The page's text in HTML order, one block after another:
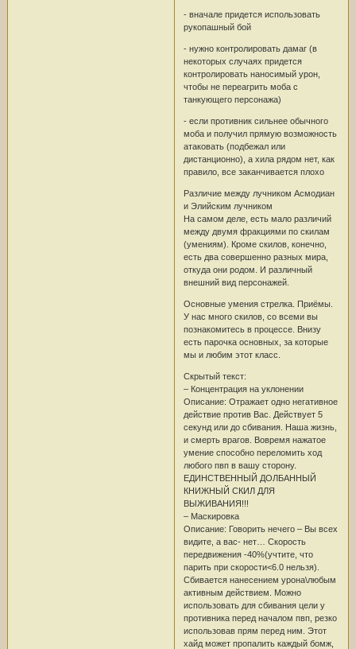
- вначале придется использовать
рукопашный бой
- нужно контролировать дамаг (в
некоторых случаях придется
контролировать наносимый урон,
чтобы не переагрить моба с
танкующего персонажа)
- если противник сильнее обычного
моба и получил прямую возможность
атаковать (подбежал или
дистанционно), а хила рядом нет, как
правило, все заканчивается плохо
Различие между лучником Асмодиан
и Элийским лучником
На самом деле, есть мало различий
между двумя фракциями по скилам
(умениям). Кроме скилов, конечно,
есть два совершенно разных мира,
откуда они родом. И различный
внешний вид персонажей.
Основные умения стрелка. Приёмы.
У нас много скилов, со всеми вы
познакомитесь в процессе. Внизу
есть парочка основных, за которые
мы и любим этот класс.
Скрытый текст:
– Концентрация на уклонении
Описание: Отражает одно негативное
действие против Вас. Действует 5
секунд или до сбивания. Наша жизнь,
и смерть врагов. Вовремя нажатое
умение способно переломить ход
любого пвп в вашу сторону.
ЕДИНСТВЕННЫЙ ДОЛБАННЫЙ
КНИЖНЫЙ СКИЛ ДЛЯ
ВЫЖИВАНИЯ!!!
– Маскировка
Описание: Говорить нечего – Вы всех
видите, а вас- нет… Скорость
передвижения -40%(учтите, что
парить при скорости<6.0 нельзя).
Сбивается нанесением урона\любым
активным действием. Можно
использовать для сбивания цели у
противника перед началом пвп, резко
использовав прям перед ним. Этот
хайд может пропалить каждый бомж,